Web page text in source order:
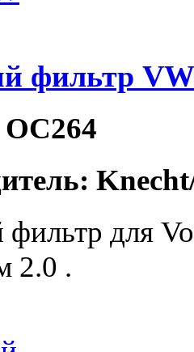
фильтр
для
2.0 .